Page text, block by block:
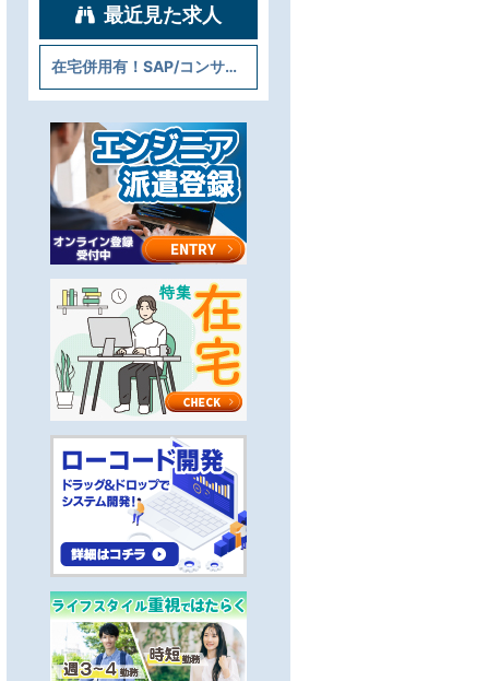
最近見た求人
在宅併用有！SAP/コンサル経験重視！S/4HANA導入支援／3000円～